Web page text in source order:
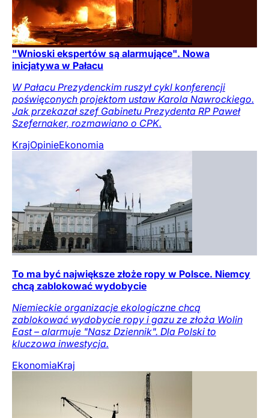
"Wnioski ekspertów są alarmujące". Nowa
inicjatywa w Pałacu
W Pałacu Prezydenckim ruszył cykl konferencji
poświęconych projektom ustaw Karola Nawrockiego.
Jak przekazał szef Gabinetu Prezydenta RP Paweł
Szefernaker, rozmawiano o CPK.
KrajOpinieEkonomia
To ma być największe złoże ropy w Polsce. Niemcy
chcą zablokować wydobycie
Niemieckie organizacje ekologiczne chcą
zablokować wydobycie ropy i gazu ze złoża Wolin
East – alarmuje "Nasz Dziennik". Dla Polski to
kluczowa inwestycja.
EkonomiaKraj